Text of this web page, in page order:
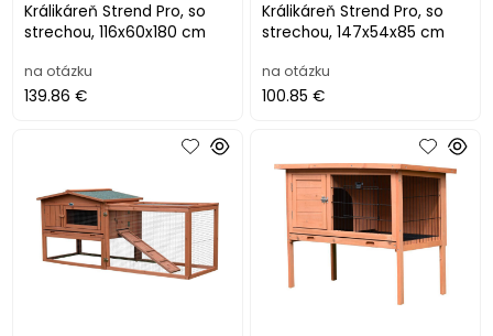
Králikáreň Strend Pro, so
strechou, 116x60x180 cm
na otázku
139.86 €
Králikáreň Strend Pro, so
strechou, 147x54x85 cm
na otázku
100.85 €